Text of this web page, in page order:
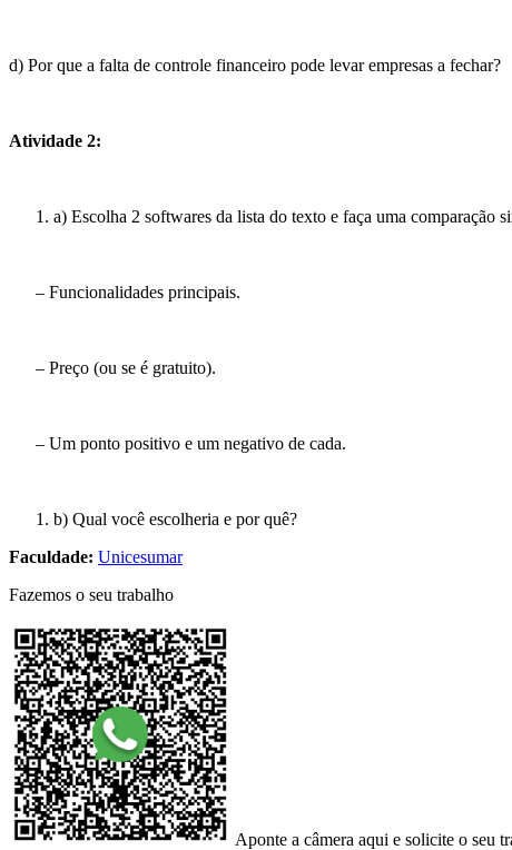
d) Por que a falta de controle financeiro pode levar empresas a fechar?
Atividade 2:
a) Escolha 2 softwares da lista do texto e faça uma comparação
– Funcionalidades principais.
– Preço (ou se é gratuito).
– Um ponto positivo e um negativo de cada.
b) Qual você escolheria e por quê?
Faculdade: Unicesumar
Fazemos o seu trabalho
Aponte a câmera aqui e solicite o seu